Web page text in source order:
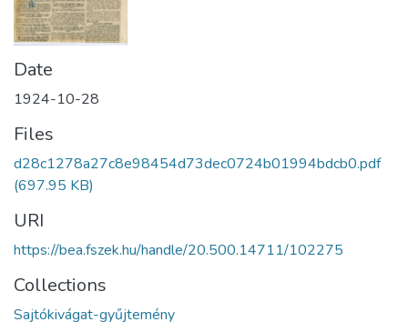
Date
1924-10-28
Files
d28c1278a27c8e98454d73dec0724b01994bdcb0.pdf
(697.95 KB)
URI
https://bea.fszek.hu/handle/20.500.14711/102275
Collections
Sajtókivágat-gyűjtemény